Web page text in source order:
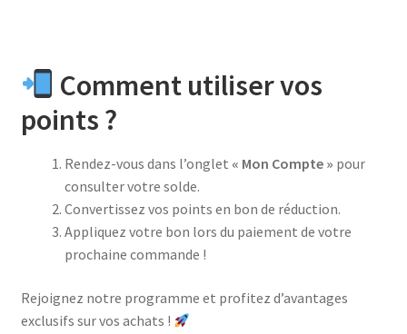
Comment utiliser vos
points ?
Rendez-vous dans l’onglet « Mon Compte » pour
consulter votre solde.
Convertissez vos points en bon de réduction.
Appliquez votre bon lors du paiement de votre
prochaine commande !
Rejoignez notre programme et profitez d’avantages
exclusifs sur vos achats !